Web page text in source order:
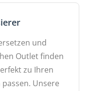
und
Outlet finden
zu Ihren
Unsere